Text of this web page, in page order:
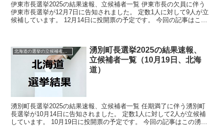
伊東市長選挙2025の結果速報、立候補者一覧 伊東市長の欠員に伴う
伊東市長選挙が12月7日に告知されました。 定数1人に対して9人が立
候補しています。 12月14日に投開票の予定です。 今回の記事はこの
北海道の選挙の立候補者と結果速報一覧
湧別町長選挙2025の結果速報、
立候補者一覧（10月19日、北海
道）
湧別町長選挙2025の結果速報、立候補者一覧 任期満了に伴う湧別町
長選挙が10月14日に告知されました。 定数1人に対して2人が立候補
しています。 10月19日に投開票の予定です。 今回の記事はこの湧別